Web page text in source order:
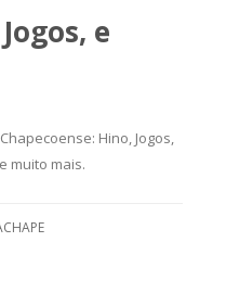
e
Hino, Jogos,
muito mais.